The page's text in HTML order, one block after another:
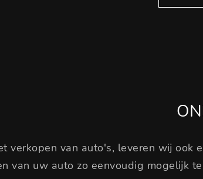
verkopen van auto's, leveren wij ook
van uw auto zo eenvoudig mogelijk